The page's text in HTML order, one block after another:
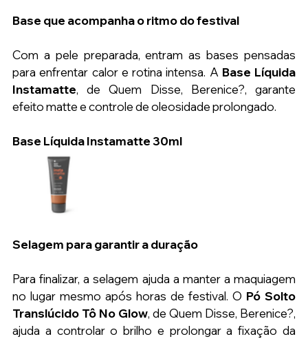
Base que acompanha o ritmo do festival
Com a pele preparada, entram as bases pensadas
para enfrentar calor e rotina intensa. A Base Líquida
Instamatte, de Quem Disse, Berenice?, garante
efeito matte e controle de oleosidade prolongado.
Base Líquida Instamatte 30ml
Selagem para garantir a duração
Para finalizar, a selagem ajuda a manter a maquiagem
no lugar mesmo após horas de festival. O Pó Solto
Translúcido Tô No Glow, de Quem Disse, Berenice?,
ajuda a controlar o brilho e prolongar a fixação da